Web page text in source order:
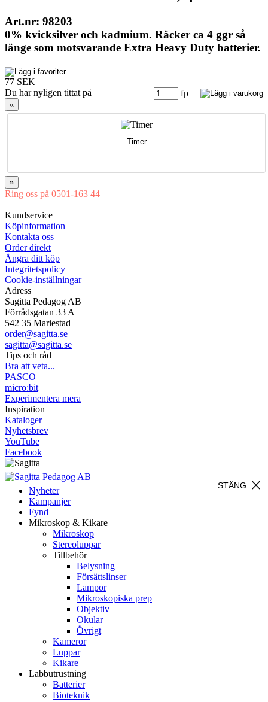
Art.nr: 98203
0% kvicksilver och kadmium. Räcker ca 4 ggr så
länge som motsvarande Extra Heavy Duty batterier.
77 SEK
fp
Du har nyligen tittat på
«
Timer
»
Ring oss på 0501-163 44
Kundservice
Köpinformation
Kontakta oss
Order direkt
Ångra ditt köp
Integritetspolicy
Cookie-inställningar
Adress
Sagitta Pedagog AB
Förrådsgatan 33 A
542 35 Mariestad
order@sagitta.se
sagitta@sagitta.se
Tips och råd
Bra att veta...
PASCO
micro:bit
Experimentera mera
Inspiration
Kataloger
Nyhetsbrev
YouTube
Facebook
close
STÄNG
Nyheter
Kampanjer
Fynd
Mikroskop & Kikare
Mikroskop
Stereoluppar
Tillbehör
Belysning
Försättslinser
Lampor
Mikroskopiska prep
Objektiv
Okular
Övrigt
Kameror
Luppar
Kikare
Labbutrustning
Batterier
Bioteknik